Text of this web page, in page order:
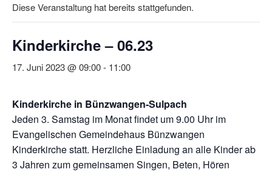
Diese Veranstaltung hat bereits stattgefunden.
Kinderkirche – 06.23
17. Juni 2023 @ 09:00- 11:00
Kinderkirche in Bünzwangen-Sulpach
Jeden 3. Samstag im Monat findet um 9.00 Uhr im
Evangelischen Gemeindehaus Bünzwangen
Kinderkirche statt. Herzliche Einladung an alle Kinder ab
3 Jahren zum gemeinsamen Singen, Beten, Hören